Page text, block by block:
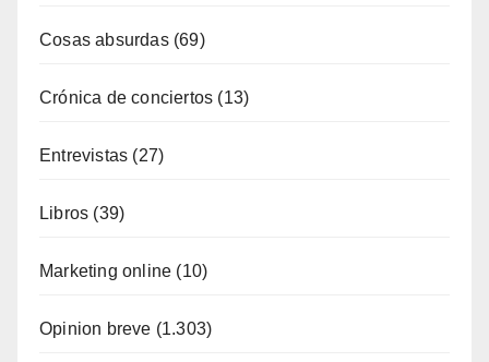
Cosas absurdas(69)
Crónica de conciertos (13)
Entrevistas (27)
Libros (39)
Marketing online (10)
Opinion breve (1.303)